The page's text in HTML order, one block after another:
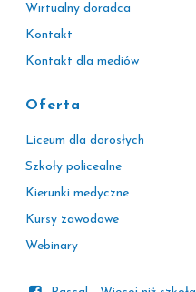
Wirtualny doradca
Kontakt
Kontakt dla mediów
Oferta
Liceum dla dorosłych
Szkoły policealne
Kierunki medyczne
Kursy zawodowe
Webinary